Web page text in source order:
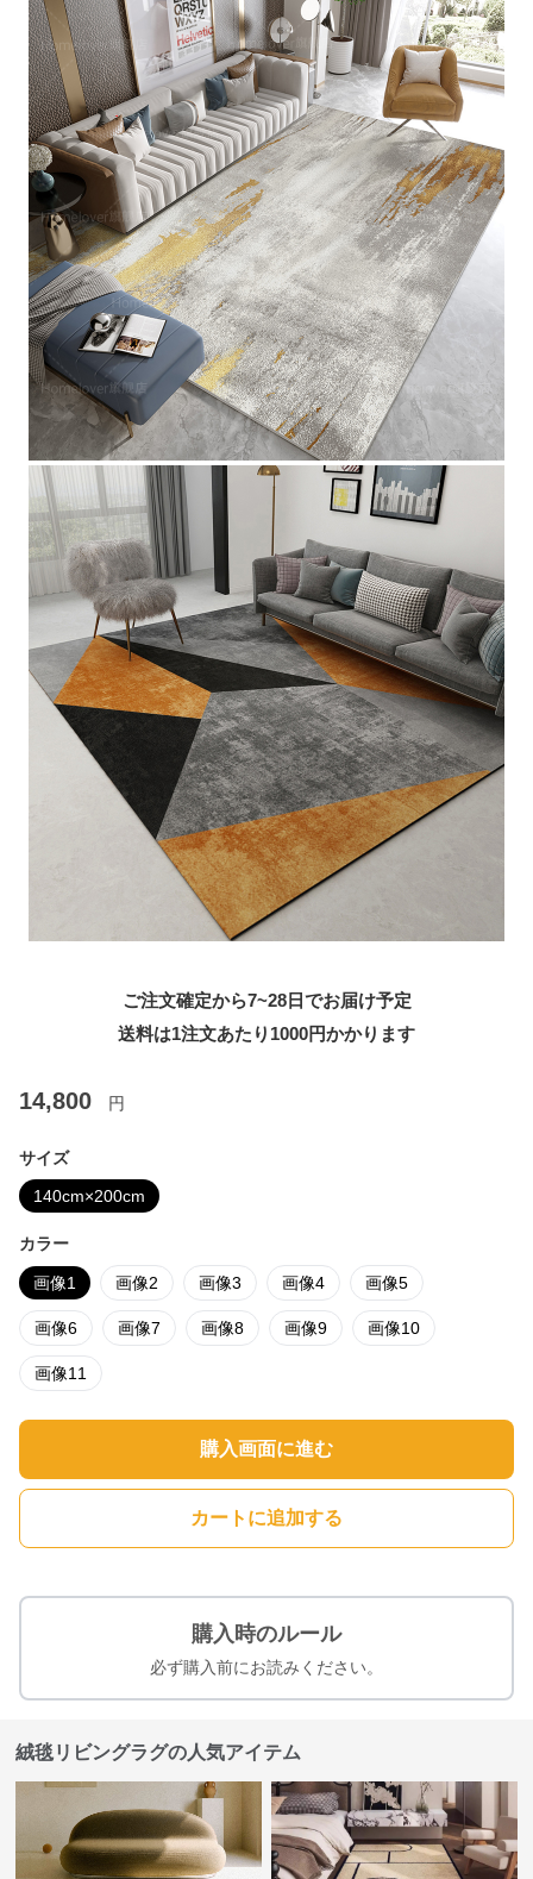
ご注文確定から7~28日でお届け予定
送料は1注文あたり 1000円かかります
14,800 円
サイズ
140cm×200cm
カラー
画像1 画像2 画像3 画像4 画像5
画像6 画像7 画像8 画像9 画像10
画像11
購入画面に進む
カートに追加する
購入時のルール
必ず購入前にお読みください。
絨毯リビングラグの人気アイテム